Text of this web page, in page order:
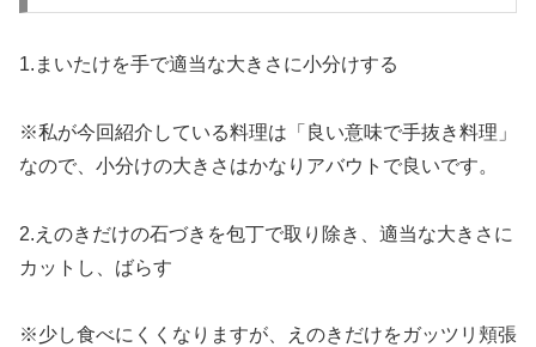
1.まいたけを手で適当な大きさに小分けする
※私が今回紹介している料理は「良い意味で手抜き料理」
なので、小分けの大きさはかなりアバウトで良いです。
2.えのきだけの石づきを包丁で取り除き、適当な大きさに
カットし、ばらす
※少し食べにくくなりますが、えのきだけをガッツリ頬張